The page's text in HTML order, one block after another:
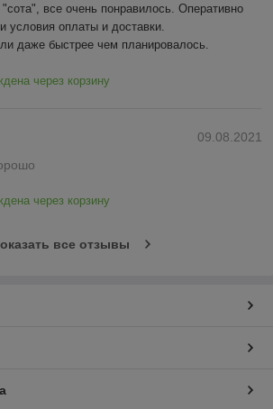
все очень понравилось. Оперативно
условия оплаты и доставки.
даже быстрее чем планировалось.
через корзину
09.08.2021
через корзину
все отзывы